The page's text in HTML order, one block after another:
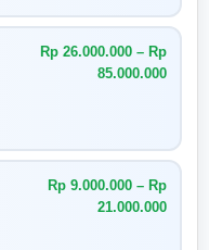
Rp 26.000.000 – Rp
85.000.000
Rp 9.000.000 – Rp
21.000.000